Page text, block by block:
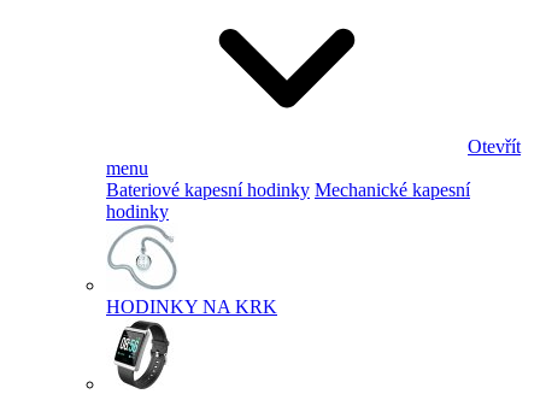
Otevřít
menu
Bateriové kapesní hodinky Mechanické kapesní
hodinky
HODINKY NA KRK